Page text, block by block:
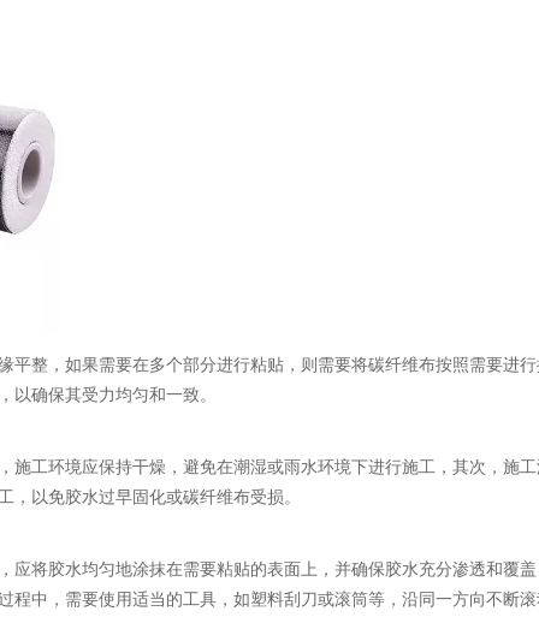
平整，如果需要在多个部分进行粘贴，则需要将碳纤维布按照需要进
以确保其受力均匀和一致。
施工环境应保持干燥，避免在潮湿或雨水环境下进行施工，其次，施
以免胶水过早固化或碳纤维布受损。
应将胶水均匀地涂抹在需要粘贴的表面上，并确保胶水充分渗透和覆
程中，需要使用适当的工具，如塑料刮刀或滚筒等，沿同一方向不断